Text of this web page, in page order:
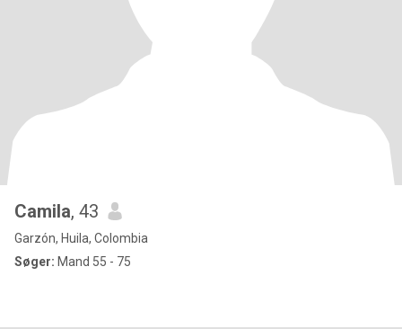
Camila, 43
Garzón, Huila, Colombia
Søger: Mand 55 - 75